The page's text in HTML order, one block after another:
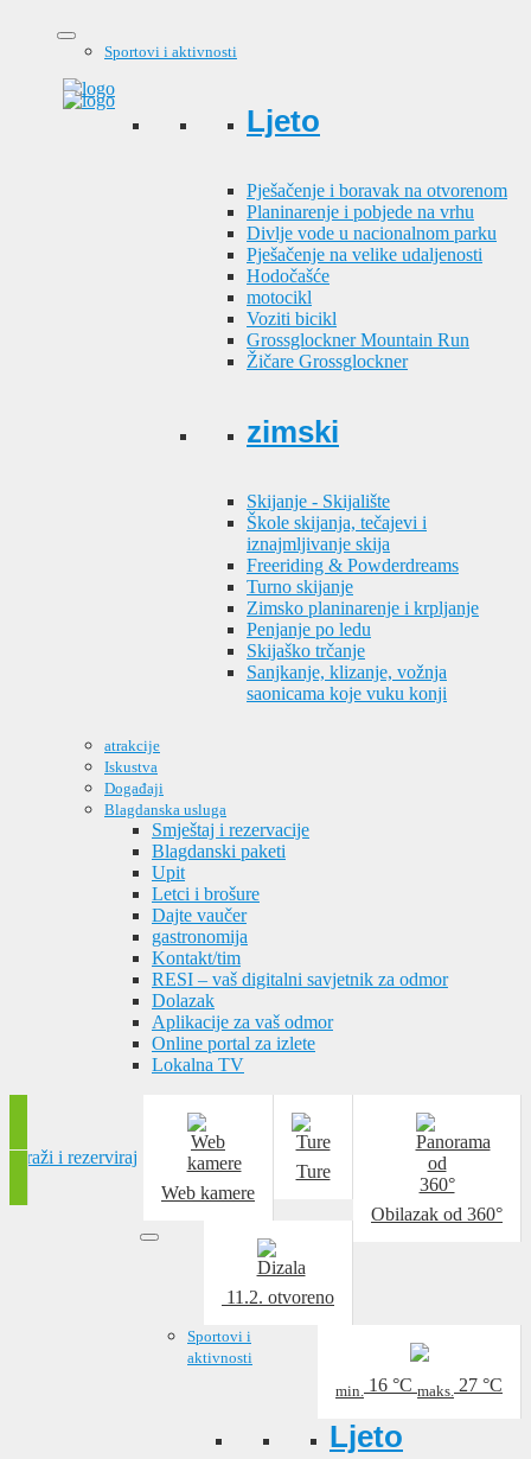
Sportovi i aktivnosti
Ljeto
Pješačenje i boravak na otvorenom
Planinarenje i pobjede na vrhu
Divlje vode u nacionalnom parku
Pješačenje na velike udaljenosti
Hodočašće
motocikl
Voziti bicikl
Grossglockner Mountain Run
Žičare Grossglockner
zimski
Skijanje - Skijalište
Škole skijanja, tečajevi i
iznajmljivanje skija
Freeriding & Powderdreams
Turno skijanje
Zimsko planinarenje i krpljanje
Penjanje po ledu
Skijaško trčanje
Sanjkanje, klizanje, vožnja
saonicama koje vuku konji
atrakcije
Iskustva
Događaji
Blagdanska usluga
Smještaj i rezervacije
Blagdanski paketi
Upit
Letci i brošure
Dajte vaučer
gastronomija
Kontakt/tim
RESI – vaš digitalni savjetnik za odmor
Dolazak
Aplikacije za vaš odmor
Online portal za izlete
Lokalna TV
Obilazak od 360°
Ture
Web kamere
11.2. otvoreno
min. 16 °C maks. 27 °C
Traži i rezerviraj
Sportovi i
aktivnosti
Ljeto